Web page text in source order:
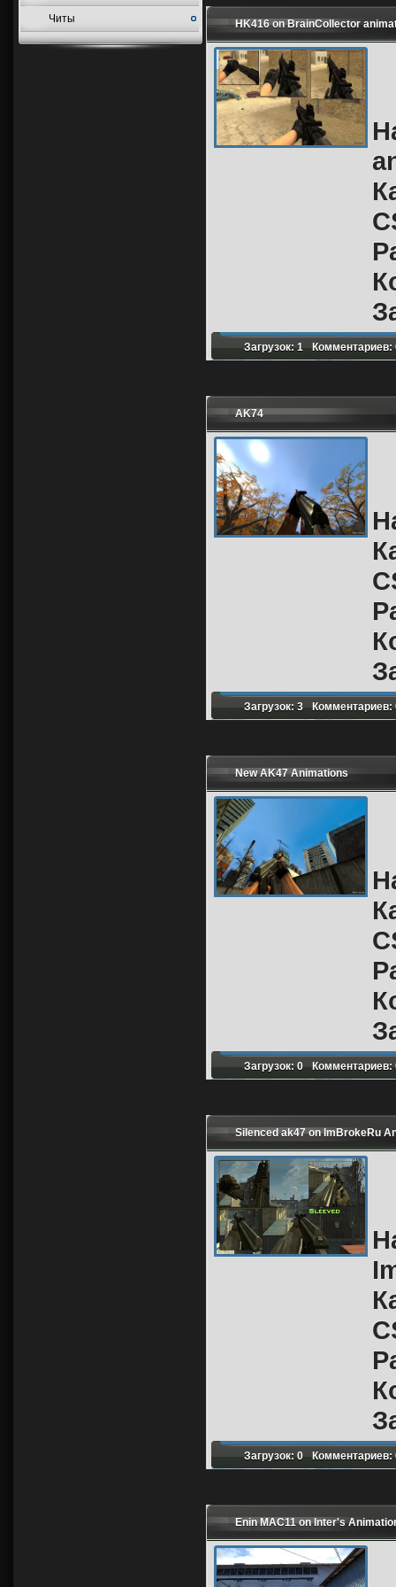
Читы HK416 on BrainCollector
Загрузок: 1 Комментариев:
AK74
Загрузок: 3 Комментариев:
New AK47 Animations
Загрузок: 0 Комментариев:
Silenced ak47 on ImBrokeRu
Загрузок: 0 Комментариев:
Enin MAC11 on Inter's